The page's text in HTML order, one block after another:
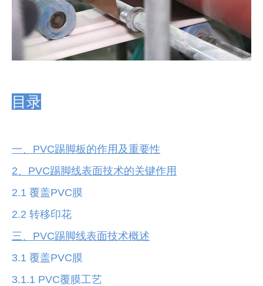
目录
一、PVC踢脚板的作用及重要性
2、PVC踢脚线表面技术的关键作用
2.1 覆盖PVC膜
2.2 转移印花
三、PVC踢脚线表面技术概述
3.1 覆盖PVC膜
3.1.1 PVC覆膜工艺